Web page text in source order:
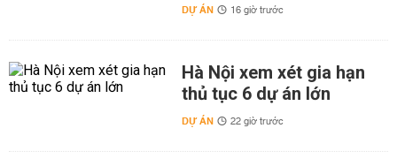
DỰ ÁN 16 giờ trước
Hà Nội xem xét gia hạn
thủ tục 6 dự án lớn
DỰ ÁN 22 giờ trước